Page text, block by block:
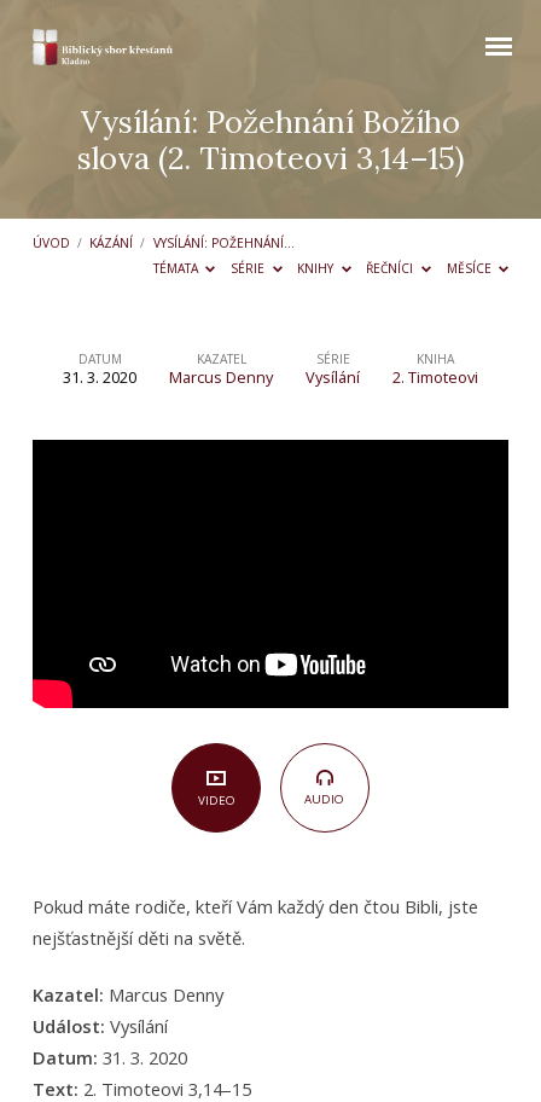
Vysílání: Požehnání Božího
slova (2. Timoteovi 3,14–15)
ÚVOD / KÁZÁNÍ / VYSÍLÁNÍ: POŽEHNÁNÍ…
TÉMATA
SÉRIE KNIHY ŘEČNÍCI MĚSÍCE
Vysílání:
DATUM
31. 3. 2020
KAZATEL
Marcus Denny
SÉRIE
Vysílání
KNIHA
2. Timoteovi
VIDEO AUDIO
Pokud máte rodiče, kteří Vám každý den čtou Bibli, jste
nejšťastnější děti na světě.
Kazatel: Marcus Denny
Událost: Vysílání
Datum: 31. 3. 2020
Text: 2. Timoteovi 3,14–15